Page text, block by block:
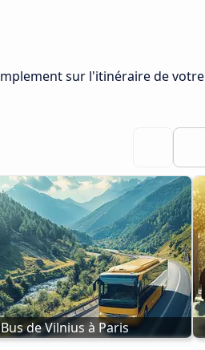
sur l'itinéraire de votre
Bus de Vilnius à Paris